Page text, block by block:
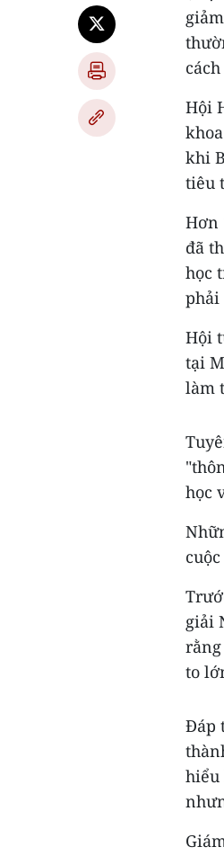
Hội
khi
tiêu
Hơn
đã
học
phải
Hội
tại
làm
học
giải
to
Đáp
hiểu